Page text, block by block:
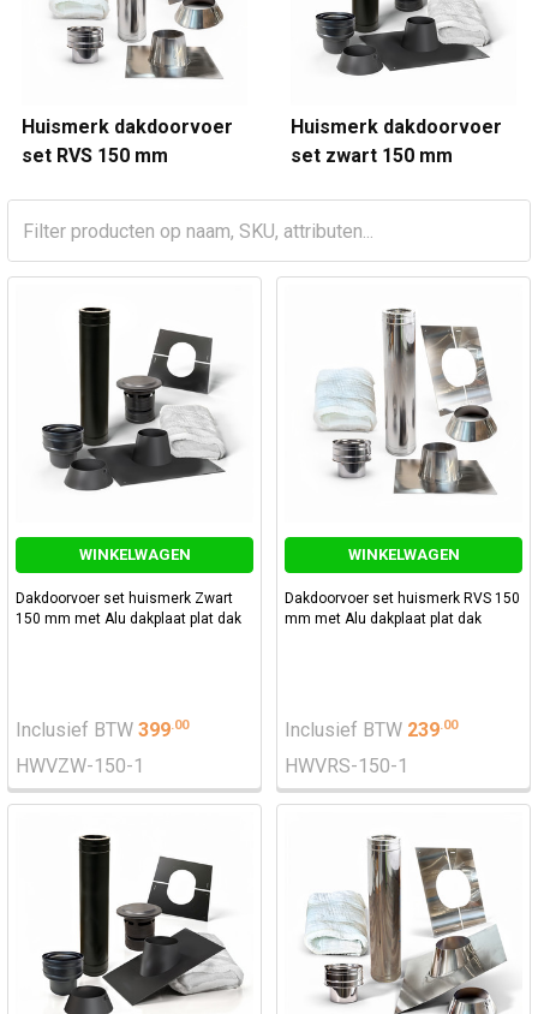
Huismerk dakdoorvoer
set RVS 150 mm
Huismerk dakdoorvoer
set zwart 150 mm
WINKELWAGEN
Dakdoorvoer set huismerk Zwart
150 mm met Alu dakplaat plat dak
Inclusief BTW 399.00
HWVZW-150-1
WINKELWAGEN
Dakdoorvoer set huismerk RVS 150
mm met Alu dakplaat plat dak
Inclusief BTW 239.00
HWVRS-150-1